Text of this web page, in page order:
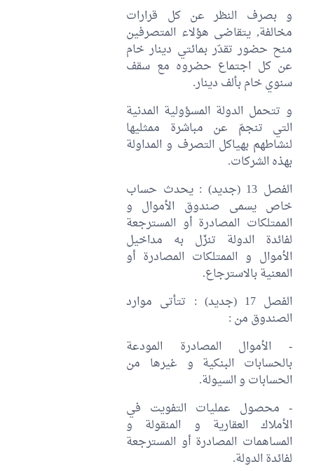
و بصرف النظر عن كل قرارات
مخالفة, يتقاضى هؤلاء المتصرفين
منح حضور تقدّر بمائتي دينار خام
عن كل اجتماع حضروه مع سقف
سنوي خام بألف دينار.
و تتحمل الدولة المسؤولية المدنية
التي تنجمّ عن مباشرة ممثليها
لنشاطهم بهياكل التصرف و المداولة
بهذه الشركات.
الفصل 13 (جديد) : يحدث حساب
خاص يسمى صندوق الأموال و
الممتلكات المصادرة أو المسترجعة
لفائدة الدولة تنزّل به مداخيل
الأموال و الممتلكات المصادرة أو
المعنية بالاسترجاع.
الفصل 17 (جديد) : تتأتى موارد
الصندوق من :
- الأموال المصادرة المودعة
بالحسابات البنكية و غيرها من
الحسابات و السيولة.
- محصول عمليات التفويت في
الأملاك العقارية و المنقولة و
المساهمات المصادرة أو المسترجعة
لفائدة الدولة.